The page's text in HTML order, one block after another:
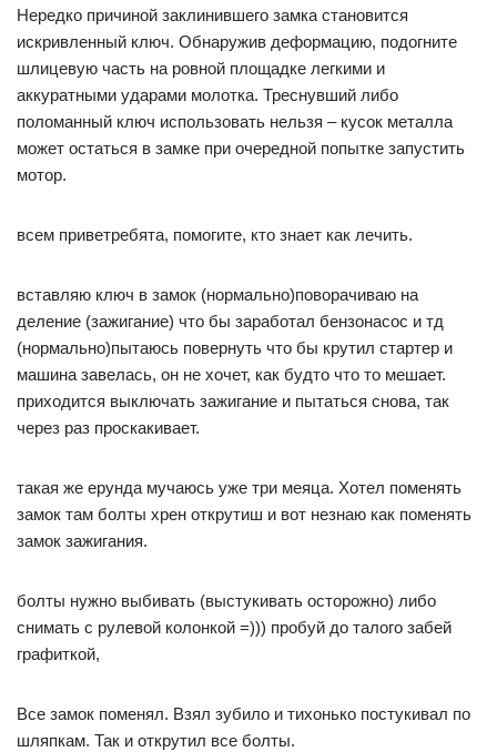
Нередко причиной заклинившего замка становится
искривленный ключ. Обнаружив деформацию, подогните
шлицевую часть на ровной площадке легкими и
аккуратными ударами молотка. Треснувший либо
поломанный ключ использовать нельзя – кусок металла
может остаться в замке при очередной попытке запустить
мотор.
всем приветребята, помогите, кто знает как лечить.
вставляю ключ в замок (нормально)поворачиваю на
деление (зажигание) что бы заработал бензонасос и тд
(нормально)пытаюсь повернуть что бы крутил стартер и
машина завелась, он не хочет, как будто что то мешает.
приходится выключать зажигание и пытаться снова, так
через раз проскакивает.
такая же ерунда мучаюсь уже три меяца. Хотел поменять
замок там болты хрен открутиш и вот незнаю как поменять
замок зажигания.
болты нужно выбивать (выстукивать осторожно) либо
снимать с рулевой колонкой =))) пробуй до талого забей
графиткой,
Все замок поменял. Взял зубило и тихонько постукивал по
шляпкам. Так и открутил все болты.